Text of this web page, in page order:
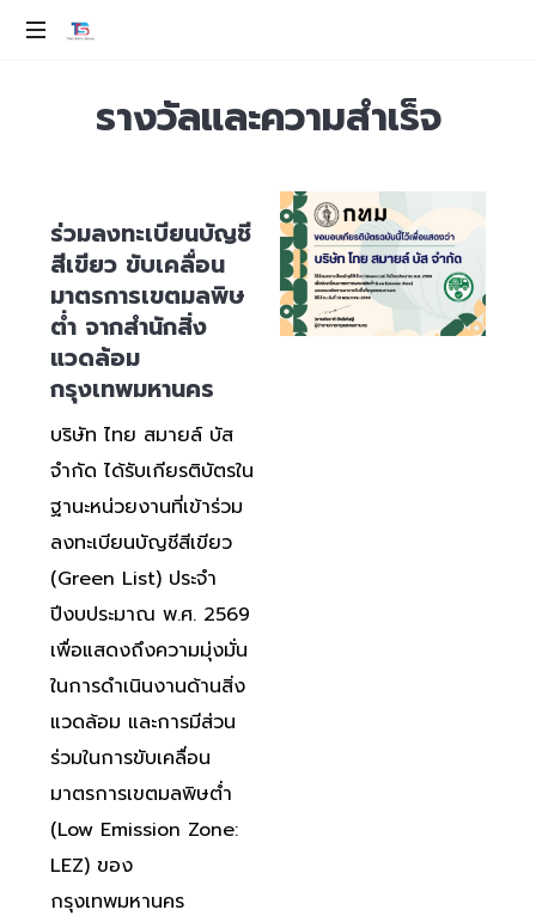
100%รางวัลและความสำเร็จ
ร่วมลงทะเบียนบัญชี
สีเขียว ขับเคลื่อน
มาตรการเขตมลพิษ
ต่ำ จากสำนักสิ่ง
แวดล้อม
กรุงเทพมหานคร
บริษัท ไทย สมายล์ บัส
จำกัด ได้รับเกียรติบัตรใน
ฐานะหน่วยงานที่เข้าร่วม
ลงทะเบียนบัญชีสีเขียว
(Green List) ประจำ
ปีงบประมาณ พ.ศ. 2569
เพื่อแสดงถึงความมุ่งมั่น
ในการดำเนินงานด้านสิ่ง
แวดล้อม และการมีส่วน
ร่วมในการขับเคลื่อน
มาตรการเขตมลพิษต่ำ
(Low Emission Zone:
LEZ) ของ
กรุงเทพมหานคร